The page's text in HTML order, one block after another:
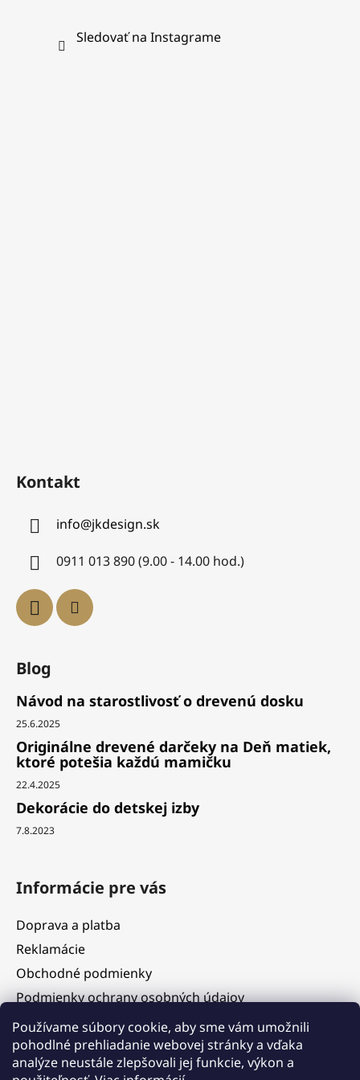
Používame súbory cookie, aby sme vám umožnili
pohodlné prehliadanie webovej stránky a vďaka
analýze neustále zlepšovali jej funkcie, výkon a
Sledovať na Instagrame
Kontakt
info@jkdesign.sk
0911 013 890 (9.00 - 14.00 hod.)
Blog
Návod na starostlivosť o drevenú dosku
25.6.2025
Originálne drevené darčeky na Deň matiek,
ktoré potešia každú mamičku
22.4.2025
Dekorácie do detskej izby
7.8.2023
Informácie pre vás
Doprava a platba
Reklamácie
Obchodné podmienky
Podmienky ochrany osobných údajov
Služby
Hodnotenie obchodu
Blog